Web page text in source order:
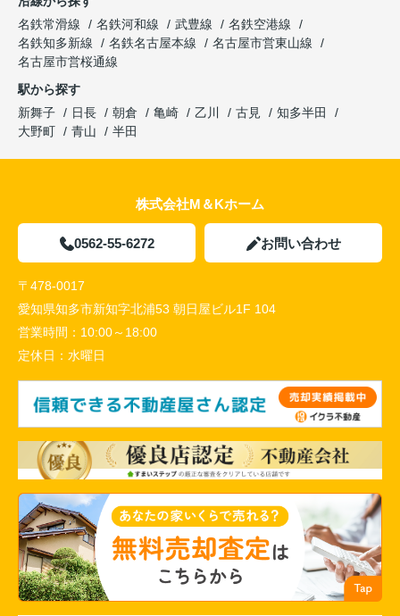
名鉄常滑線
名鉄河和線 武豊線
名鉄空港線
名鉄知多新線
名鉄名古屋本線
名古屋市営東山線
名古屋市営桜通線
駅から探す
新舞子
日長 朝倉 亀崎 乙川 古見
知多半田
大野町
青山 半田
株式会社M＆Kホーム
0562-55-6272 お問い合わせ
〒478-0017
愛知県知多市新知字北浦53 朝日屋ビル1F 104
営業時間： 10:00～18:00
定休日： 水曜日